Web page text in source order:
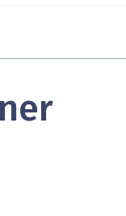
Cybersecurity
Cloud &